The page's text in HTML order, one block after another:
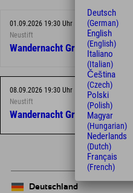
01.09.2026 19:30 Uhr
Neustift
Wandernacht Grawa Wasserfall
08.09.2026 19:30 Uhr
Neustift
Wandernacht Grawa Wasserfall
Deutschland
Deutsch
(German)
English
(English)
Italiano
(Italian)
Čeština
(Czech)
Polski
(Polish)
Magyar
(Hungarian)
Nederlands
(Dutch)
Français
(French)